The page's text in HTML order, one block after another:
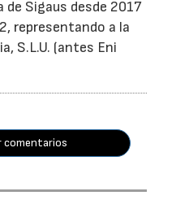
de Sigaus desde 2017
representando a la
S.L.U. (antes Eni
comentarios